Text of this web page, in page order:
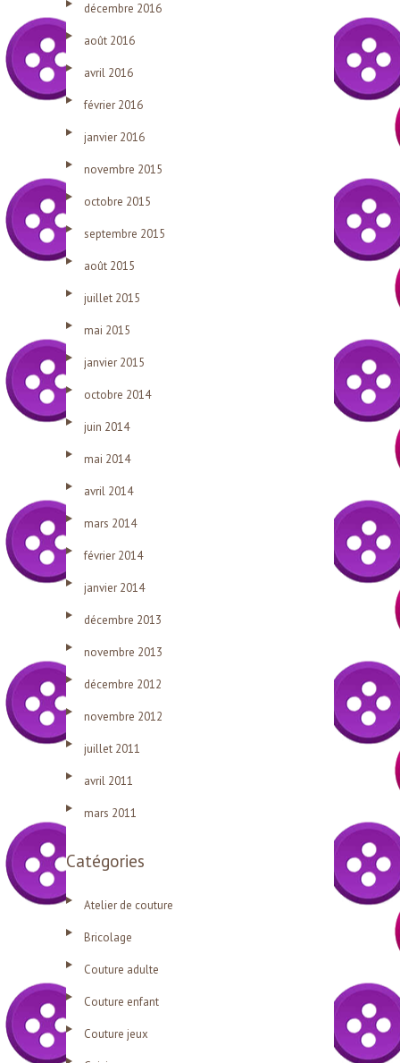
décembre 2016
août 2016
avril 2016
février 2016
janvier 2016
novembre 2015
octobre 2015
septembre 2015
août 2015
juillet 2015
mai 2015
janvier 2015
octobre 2014
juin 2014
mai 2014
avril 2014
mars 2014
février 2014
janvier 2014
décembre 2013
novembre 2013
décembre 2012
novembre 2012
juillet 2011
avril 2011
mars 2011
Catégories
Atelier de couture
Bricolage
Couture adulte
Couture enfant
Couture jeux